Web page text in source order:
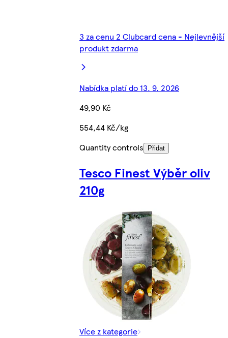
3 za cenu 2 Clubcard cena - Nejlevnější
produkt zdarma
Nabídka platí do 13. 9. 2026
49,90 Kč
554,44 Kč/kg
Quantity controls
Přidat
Tesco Finest Výběr oliv
210g
Více z kategorie